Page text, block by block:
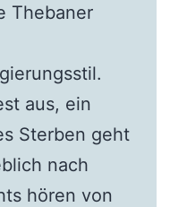
Thebaner
aus, ein
Sterben geht
nach
hören von